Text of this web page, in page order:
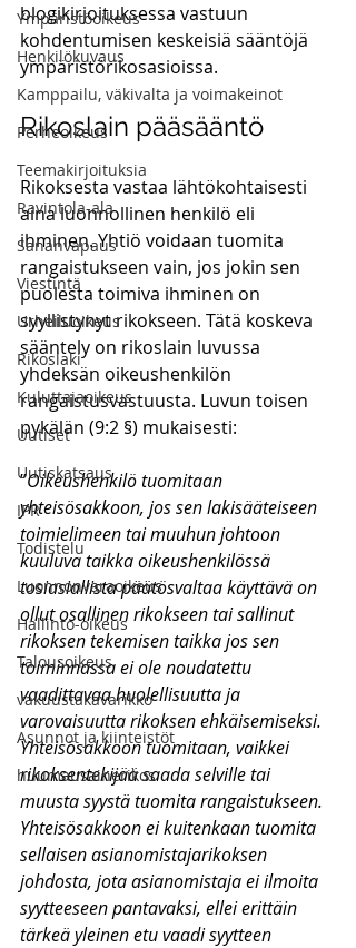
Ympäristöoikeus
Henkilökuvaus
Kamppailu, väkivalta ja voimakeinot
Perheoikeus
Teemakirjoituksia
Ravintola-ala
Sananvapaus
Viestintä
Urheiluoikeus
Rikoslaki
Kuluttajaoikeus
Uutiset
Uutiskatsaus
IPR
Todistelu
Luonnonvaraoikeus
Hallinto-oikeus
Talousoikeus
vakuustakavarikko
Asunnot ja kiinteistöt
huumausainerikos
blogikirjoituksessa vastuun
kohdentumisen keskeisiä sääntöjä
ympäristörikosasioissa.
Rikoslain pääsääntö
Rikoksesta vastaa lähtökohtaisesti
aina luonnollinen henkilö eli
ihminen. Yhtiö voidaan tuomita
rangaistukseen vain, jos jokin sen
puolesta toimiva ihminen on
syyllistynyt rikokseen. Tätä koskeva
sääntely on rikoslain luvussa
yhdeksän oikeushenkilön
rangaistusvastuusta. Luvun toisen
pykälän (9:2 §) mukaisesti:
”Oikeushenkilö tuomitaan
yhteisösakkoon, jos sen lakisääteiseen
toimielimeen tai muuhun johtoon
kuuluva taikka oikeushenkilössä
tosiasiallista päätösvaltaa käyttävä on
ollut osallinen rikokseen tai sallinut
rikoksen tekemisen taikka jos sen
toiminnassa ei ole noudatettu
vaadittavaa huolellisuutta ja
varovaisuutta rikoksen ehkäisemiseksi.
Yhteisösakkoon tuomitaan, vaikkei
rikoksentekijää saada selville tai
muusta syystä tuomita rangaistukseen.
Yhteisösakkoon ei kuitenkaan tuomita
sellaisen asianomistajarikoksen
johdosta, jota asianomistaja ei ilmoita
syytteeseen pantavaksi, ellei erittäin
tärkeä yleinen etu vaadi syytteen